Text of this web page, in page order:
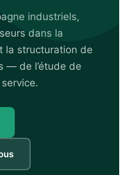
industriels,
dans la
la structuration de
— de l’étude de